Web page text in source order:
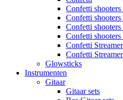
Confetti
Confetti shooters
Confetti
Confetti
Confetti
Confetti
Glowsticks
Instrumenten
Gitaar
Gitaar sets